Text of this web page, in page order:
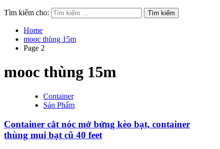
Tìm kiếm cho:
Home
mooc thùng 15m
Page 2
mooc thùng 15m
Container
Sản Phẩm
Container cắt nóc mở bửng kèo bạt, container
thùng mui bạt cũ 40 feet